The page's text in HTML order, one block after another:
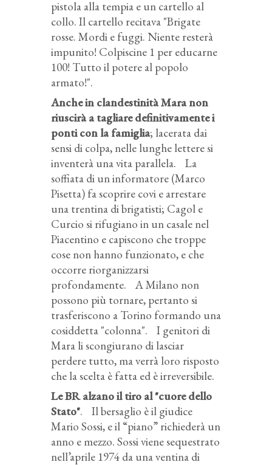
pistola alla tempia e un cartello al
collo. Il cartello recitava "Brigate
rosse. Mordi e fuggi. Niente resterà
impunito! Colpiscine 1 per educarne
100! Tutto il potere al popolo
armato!".
Anche in clandestinità Mara non
riuscirà a tagliare definitivamente i
ponti con la famiglia; lacerata dai
sensi di colpa, nelle lunghe lettere si
inventerà una vita parallela. La
soffiata di un informatore (Marco
Pisetta) fa scoprire covi e arrestare
una trentina di brigatisti; Cagol e
Curcio si rifugiano in un casale nel
Piacentino e capiscono che troppe
cose non hanno funzionato, e che
occorre riorganizzarsi
profondamente. A Milano non
possono più tornare, pertanto si
trasferiscono a Torino formando una
cosiddetta "colonna". I genitori di
Mara li scongiurano di lasciar
perdere tutto, ma verrà loro risposto
che la scelta è fatta ed è irreversibile.
Le BR alzano il tiro al "cuore dello
Stato". Il bersaglio è il giudice
Mario Sossi, e il “piano” richiederà un
anno e mezzo. Sossi viene sequestrato
nell’aprile 1974 da una ventina di